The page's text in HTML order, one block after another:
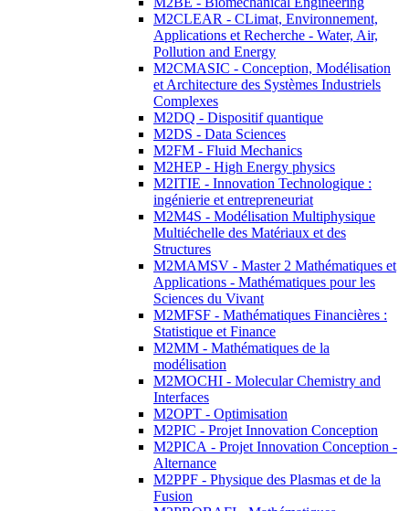
M2CLEAR - CLimat, Environnement,
Applications et Recherche - Water, Air,
Pollution and Energy
M2CMASIC - Conception, Modélisation
et Architecture des Systèmes Industriels
Complexes
M2DQ - Dispositif quantique
M2DS - Data Sciences
M2FM - Fluid Mechanics
M2HEP - High Energy physics
M2ITIE - Innovation Technologique :
ingénierie et entrepreneuriat
M2M4S - Modélisation Multiphysique
Multiéchelle des Matériaux et des
Structures
M2MAMSV - Master 2 Mathématiques et
Applications - Mathématiques pour les
Sciences du Vivant
M2MFSF - Mathématiques Financières :
Statistique et Finance
M2MM - Mathématiques de la
modélisation
M2MOCHI - Molecular Chemistry and
Interfaces
M2OPT - Optimisation
M2PIC - Projet Innovation Conception
M2PICA - Projet Innovation Conception -
Alternance
M2PPF - Physique des Plasmas et de la
Fusion